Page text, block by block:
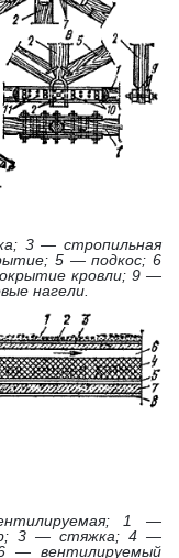
3 — стропильная
5 — подкос; 6
кровли; 9 —
нагели.
1 —
3 — стяжка; 4 —
— вентилируемый